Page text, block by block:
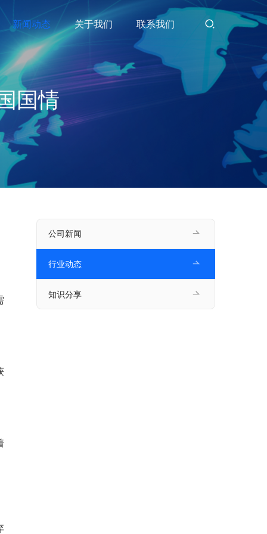
新闻动态 关于我们 联系我们
国情
公司新闻
行业动态
知识分享